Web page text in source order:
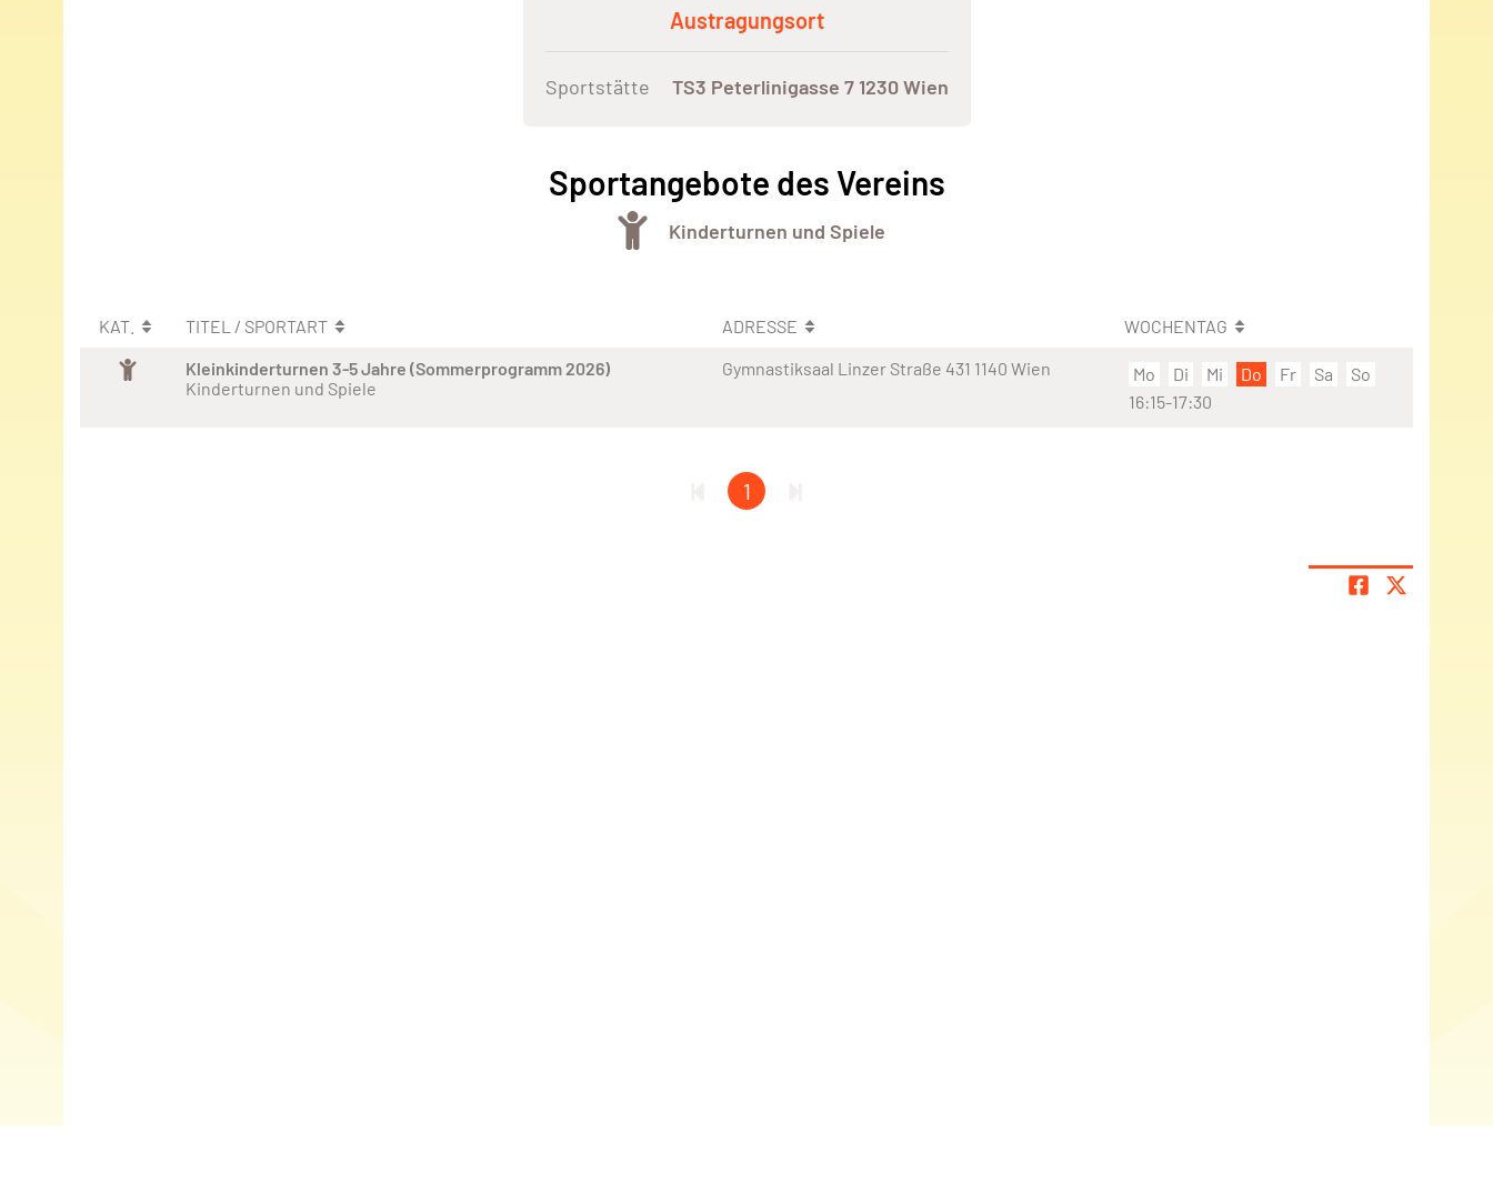
Austragungsort
Sportstätte TS3 Peterlinigasse 7 1230 Wien
Sportangebote des Vereins
Kinderturnen und Spiele
KAT. TITEL / SPORTART ADRESSE
WOCHENTAG
Kleinkinderturnen 3-5 Jahre (Sommerprogramm 2026)
Kinderturnen und Spiele
Gymnastiksaal Linzer Straße 431 1140 Wien Mo Di Mi Do Fr Sa
So
16:15-17:30
1